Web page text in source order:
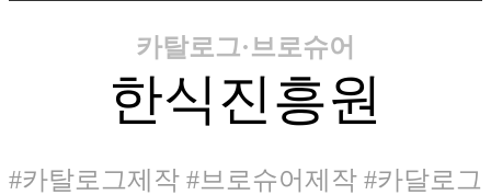
카탈로그·브로슈어
한식진흥원
#카탈로그제작 #브로슈어제작 #카달로그